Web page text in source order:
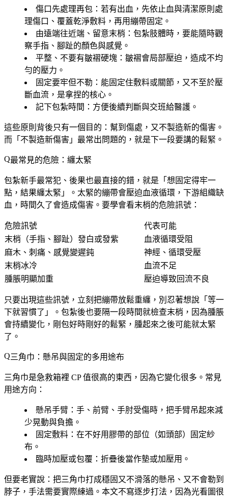
傷口先處理再包 ：若有出血，先依止血與清潔原則處
理傷口、覆蓋乾淨敷料，再用繃帶固定。
由遠端往近端、留意末梢 ：包紮肢體時，要能隨時觀
察手指、腳趾的顏色與感覺。
平整、不要有皺褶硬塊 ：皺褶會局部壓迫，造成不均
勻的壓力。
固定要牢但不勒 ：能固定住敷料或關節，又不至於壓
斷血流，是拿捏的核心。
記下包紮時間 ：方便後續判斷與交班給醫護。
這些原則背後只有一個目的： 幫到傷處，又不製造新的傷害 。
而「不製造新傷害」最常出問題的，就是下一段要講的鬆緊。
最常見的危險：纏太緊
包紮新手最常犯、後果也最直接的錯，就是「想固定得牢一
點，結果纏太緊」。太緊的繃帶會壓迫血液循環，下游組織缺
血，時間久了會造成傷害。要學會看末梢的危險訊號：
危險訊號
代表可能
末梢（手指、腳趾）發白或發紫
血液循環受阻
麻木、刺痛、感覺變遲鈍
神經、循環受壓
末梢冰冷
血流不足
腫脹明顯加重
壓迫導致回流不良
只要出現這些訊號， 立刻把繃帶放鬆重纏 ，別忍著想說「等一
下就習慣了」。包紮後也要隔一段時間就檢查末梢，因為腫脹
會持續變化，剛包好時剛好的鬆緊，腫起來之後可能就太緊
了。
三角巾：懸吊與固定的多用途布
三角巾是急救箱裡 CP 值很高的東西，因為它變化很多。常見
用途方向：
懸吊手臂 ：手、前臂、手肘受傷時，把手臂吊起來減
少晃動與負擔。
固定敷料 ：在不好用膠帶的部位（如頭部）固定紗
布。
臨時加壓或包覆 ：折疊後當作墊或加壓用。
但要老實說：把三角巾打成穩固又不滑落的懸吊、又不會勒到
脖子， 手法需要實際練過 。本文不寫逐步打法，因為光看圖很